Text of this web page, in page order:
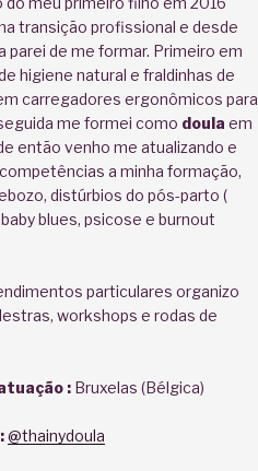
transição profissional e desde
parei de me formar. Primeiro em
higiene natural e fraldinhas de
carregadores ergonômicos para
me formei como doula em
então venho me atualizando e
a minha formação,
distúrbios do pós-parto (
blues, psicose e burnout
particulares organizo
workshops e rodas de
:Bruxelas (Bélgica)
@thainydoula